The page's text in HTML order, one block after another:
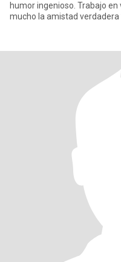
humor ingenioso. Trabajo
mucho la amistad verdadera